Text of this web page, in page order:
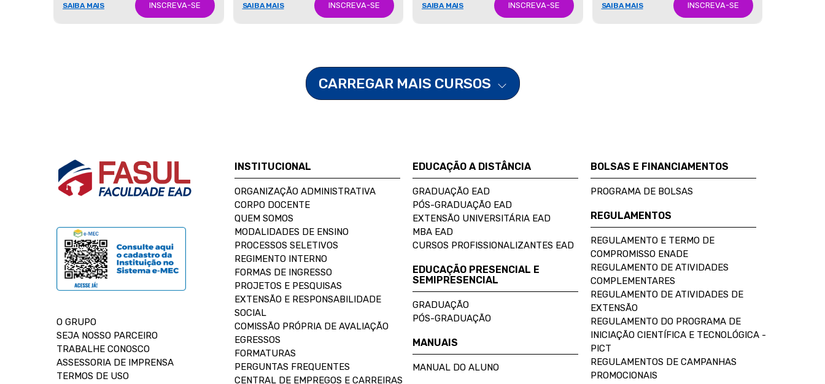
SAIBA MAIS INSCREVA-SE SAIBA MAIS INSCREVA-SE SAIBA MAIS INSCREVA-SE SAIBA MAIS INSCREVA-SE
CARREGAR MAIS CURSOS
O GRUPO
SEJA NOSSO PARCEIRO
TRABALHE CONOSCO
ASSESSORIA DE IMPRENSA
TERMOS DE USO
INSTITUCIONAL
ORGANIZAÇÃO ADMINISTRATIVA
CORPO DOCENTE
QUEM SOMOS
MODALIDADES DE ENSINO
PROCESSOS SELETIVOS
REGIMENTO INTERNO
FORMAS DE INGRESSO
PROJETOS E PESQUISAS
EXTENSÃO E RESPONSABILIDADE
SOCIAL
COMISSÃO PRÓPRIA DE AVALIAÇÃO
EGRESSOS
FORMATURAS
PERGUNTAS FREQUENTES
CENTRAL DE EMPREGOS E CARREIRAS
EDUCAÇÃO A DISTÂNCIA
GRADUAÇÃO EAD
PÓS-GRADUAÇÃO EAD
EXTENSÃO UNIVERSITÁRIA EAD
MBA EAD
CURSOS PROFISSIONALIZANTES EAD
EDUCAÇÃO PRESENCIAL E
SEMIPRESENCIAL
GRADUAÇÃO
PÓS-GRADUAÇÃO
MANUAIS
MANUAL DO ALUNO
BOLSAS E FINANCIAMENTOS
PROGRAMA DE BOLSAS
REGULAMENTOS
REGULAMENTO E TERMO DE
COMPROMISSO ENADE
REGULAMENTO DE ATIVIDADES
COMPLEMENTARES
REGULAMENTO DE ATIVIDADES DE
EXTENSÃO
REGULAMENTO DO PROGRAMA DE
INICIAÇÃO CIENTÍFICA E TECNOLÓGICA -
PICT
REGULAMENTOS DE CAMPANHAS
PROMOCIONAIS